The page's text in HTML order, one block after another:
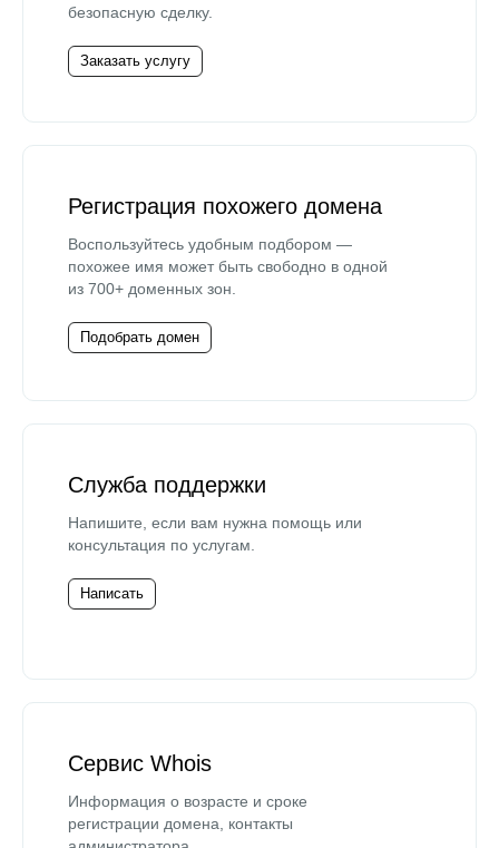
безопасную сделку.
Заказать услугу
Регистрация похожего домена
Воспользуйтесь удобным подбором —
похожее имя может быть свободно в одной
из 700+ доменных зон.
Подобрать домен
Служба поддержки
Напишите, если вам нужна помощь или
консультация по услугам.
Написать
Сервис Whois
Информация о возрасте и сроке
регистрации домена, контакты